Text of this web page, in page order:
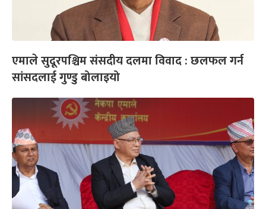
एमाले सुदूरपश्चिम संसदीय दलमा विवाद : छलफल गर्न
सांसदलाई गुण्डु बोलाइयो